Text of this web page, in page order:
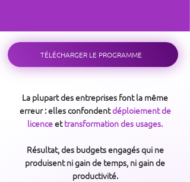
TÉLÉCHARGER LE PROGRAMME
La plupart des entreprises font la même
erreur : elles confondentdéploiement de
licenceettransformation des usages.
Résultat, des budgets engagés qui ne
produisent ni gain de temps, ni gain de
productivité.